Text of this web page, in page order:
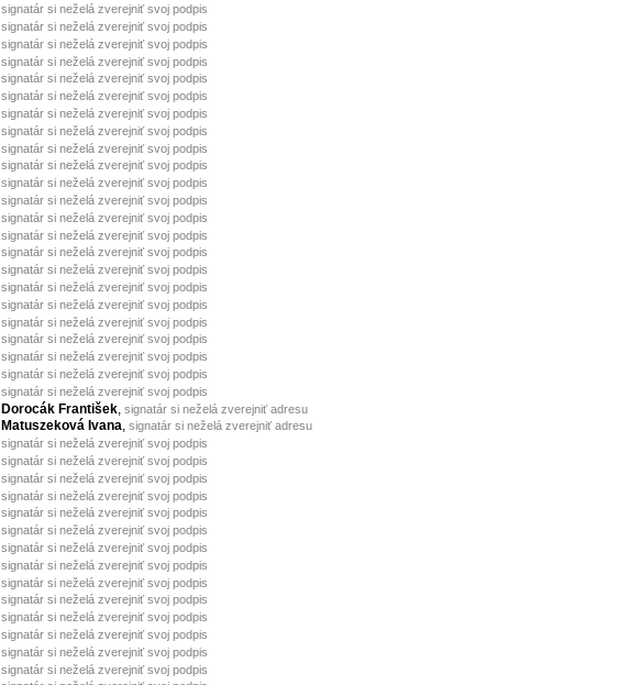
signatár si neželá zverejniť svoj podpis
signatár si neželá zverejniť svoj podpis
signatár si neželá zverejniť svoj podpis
signatár si neželá zverejniť svoj podpis
signatár si neželá zverejniť svoj podpis
signatár si neželá zverejniť svoj podpis
signatár si neželá zverejniť svoj podpis
signatár si neželá zverejniť svoj podpis
signatár si neželá zverejniť svoj podpis
signatár si neželá zverejniť svoj podpis
signatár si neželá zverejniť svoj podpis
signatár si neželá zverejniť svoj podpis
signatár si neželá zverejniť svoj podpis
signatár si neželá zverejniť svoj podpis
signatár si neželá zverejniť svoj podpis
signatár si neželá zverejniť svoj podpis
signatár si neželá zverejniť svoj podpis
signatár si neželá zverejniť svoj podpis
signatár si neželá zverejniť svoj podpis
signatár si neželá zverejniť svoj podpis
signatár si neželá zverejniť svoj podpis
signatár si neželá zverejniť svoj podpis
signatár si neželá zverejniť svoj podpis
Dorocák František signatár si neželá zverejniť adresu
Matuszeková Ivana, signatár si neželá zverejniť adresu
signatár si neželá zverejniť svoj podpis
signatár si neželá zverejniť svoj podpis
signatár si neželá zverejniť svoj podpis
signatár si neželá zverejniť svoj podpis
signatár si neželá zverejniť svoj podpis
signatár si neželá zverejniť svoj podpis
signatár si neželá zverejniť svoj podpis
signatár si neželá zverejniť svoj podpis
signatár si neželá zverejniť svoj podpis
signatár si neželá zverejniť svoj podpis
signatár si neželá zverejniť svoj podpis
signatár si neželá zverejniť svoj podpis
signatár si neželá zverejniť svoj podpis
signatár si neželá zverejniť svoj podpis